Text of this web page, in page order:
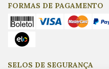
FORMAS DE PAGAMENTO
SELOS DE SEGURANÇA